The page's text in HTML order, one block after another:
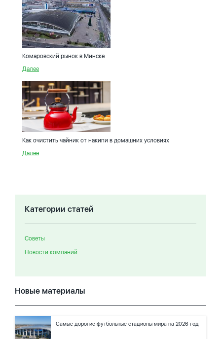
Комаровский рынок в Минске
Далее
Как очистить чайник от накипи в домашних условиях
Далее
Категории статей
Советы
Новости компаний
Новые материалы
Самые дорогие футбольные стадионы мира на 2026 год